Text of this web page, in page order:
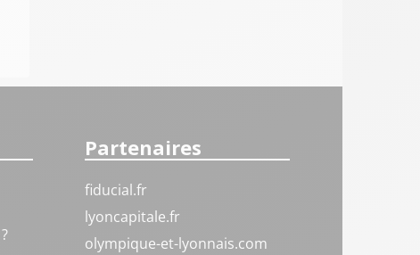
Partenaires
fiducial.fr
lyoncapitale.fr
olympique-et-lyonnais.com